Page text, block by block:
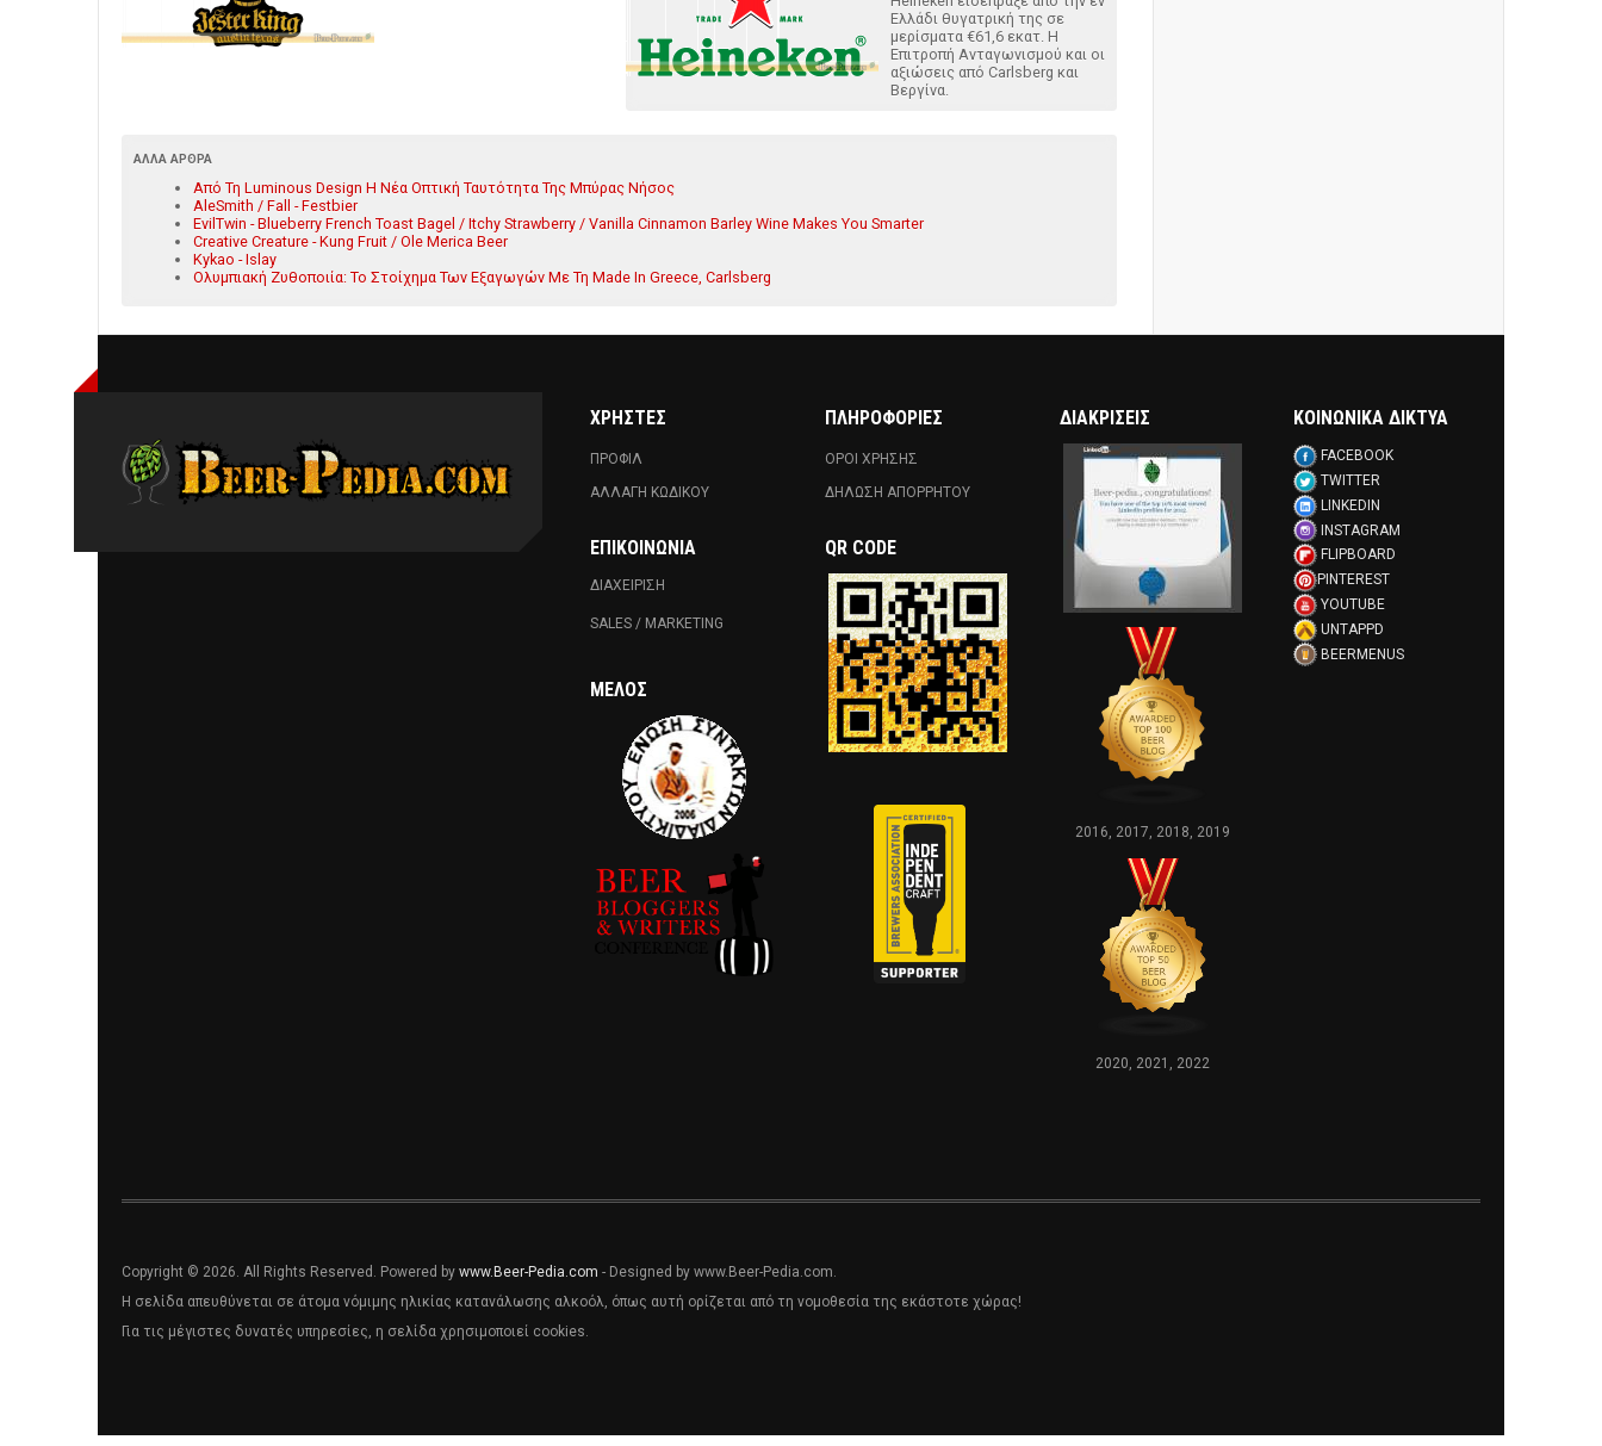
Ελλάδι θυγατρική της σε
μερίσματα €61,6 εκατ. Η
Επιτροπή Ανταγωνισμού και οι
αξιώσεις από Carlsberg και
Βεργίνα.
ΆΛΛΑ ΆΡΘΡΑ
Από Τη Luminous Design Η Νέα Οπτική Ταυτότητα Της Μπύρας Νήσος
AleSmith / Fall - Festbier
EvilTwin - Blueberry French Toast Bagel / Itchy Strawberry / Vanilla Cinnamon Barley Wine Makes You Smarter
Creative Creature - Kung Fruit / Ole Merica Beer
Kykao - Islay
Ολυμπιακή Ζυθοποιία: Το Στοίχημα Των Εξαγωγών Με Τη Made In Greece, Carlsberg
ΧΡΗΣΤΕΣ
ΠΡΟΦΙΛ
ΑΛΛΑΓΗ ΚΩΔΙΚΟΥ
ΕΠΙΚΟΙΝΩΝΊΑ
ΔΙΑΧΕΙΡΙΣΗ
SALES / MARKETING
ΜΈΛΟΣ
ΠΛΗΡΟΦΟΡΙΕΣ
ΟΡΟΙ ΧΡΗΣΗΣ
ΔΗΛΩΣΗ ΑΠΟΡΡΗΤΟΥ
QR CODE
ΔΙΑΚΡΊΣΕΙΣ
2016, 2017, 2018, 2019
2020, 2021, 2022
ΚΟΙΝΩΝΙΚΑ ΔΙΚΤΥΑ
FACEBOOK
TWITTER
LINKEDIN
INSTAGRAM
FLIPBOARD
PINTEREST
YOUTUBE
UNTAPPD
BEERMENUS
Copyright © 2026. All Rights Reserved. Powered by www.Beer-Pedia.com - Designed by www.Beer-Pedia.com.
Η σελίδα απευθύνεται σε άτομα νόμιμης ηλικίας κατανάλωσης αλκοόλ, όπως αυτή ορίζεται από τη νομοθεσία της εκάστοτε χώρας!
Για τις μέγιστες δυνατές υπηρεσίες, η σελίδα χρησιμοποιεί cookies.